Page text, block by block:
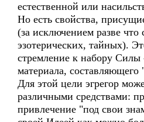
естественной или
Но есть свойства,
(за исключением разве что
эзотерических, тайных).
стремление к набору Силы
материала, составляющего
Для этой цели эгрегор
различными средствами:
привлечение "под свои